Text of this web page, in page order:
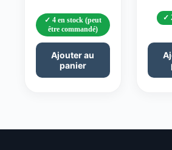
4 en stock (peut
être commandé)
Ajouter au
panier